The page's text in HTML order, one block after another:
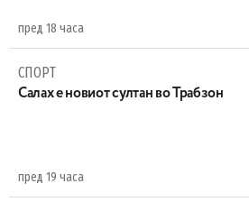
пред 18 часа
СПОРТ
Салах е новиот султан во Трабзон
пред 19 часа